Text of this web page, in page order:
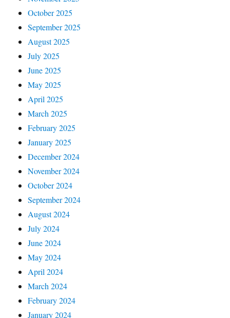
October 2025
September 2025
August 2025
July 2025
June 2025
May 2025
April 2025
March 2025
February 2025
January 2025
December 2024
November 2024
October 2024
September 2024
August 2024
July 2024
June 2024
May 2024
April 2024
March 2024
February 2024
January 2024